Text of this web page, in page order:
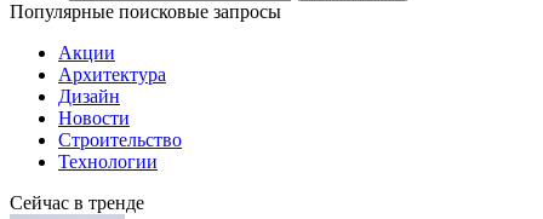
Популярные поисковые запросы
Акции
Архитектура
Дизайн
Новости
Строительство
Технологии
Сейчас в тренде